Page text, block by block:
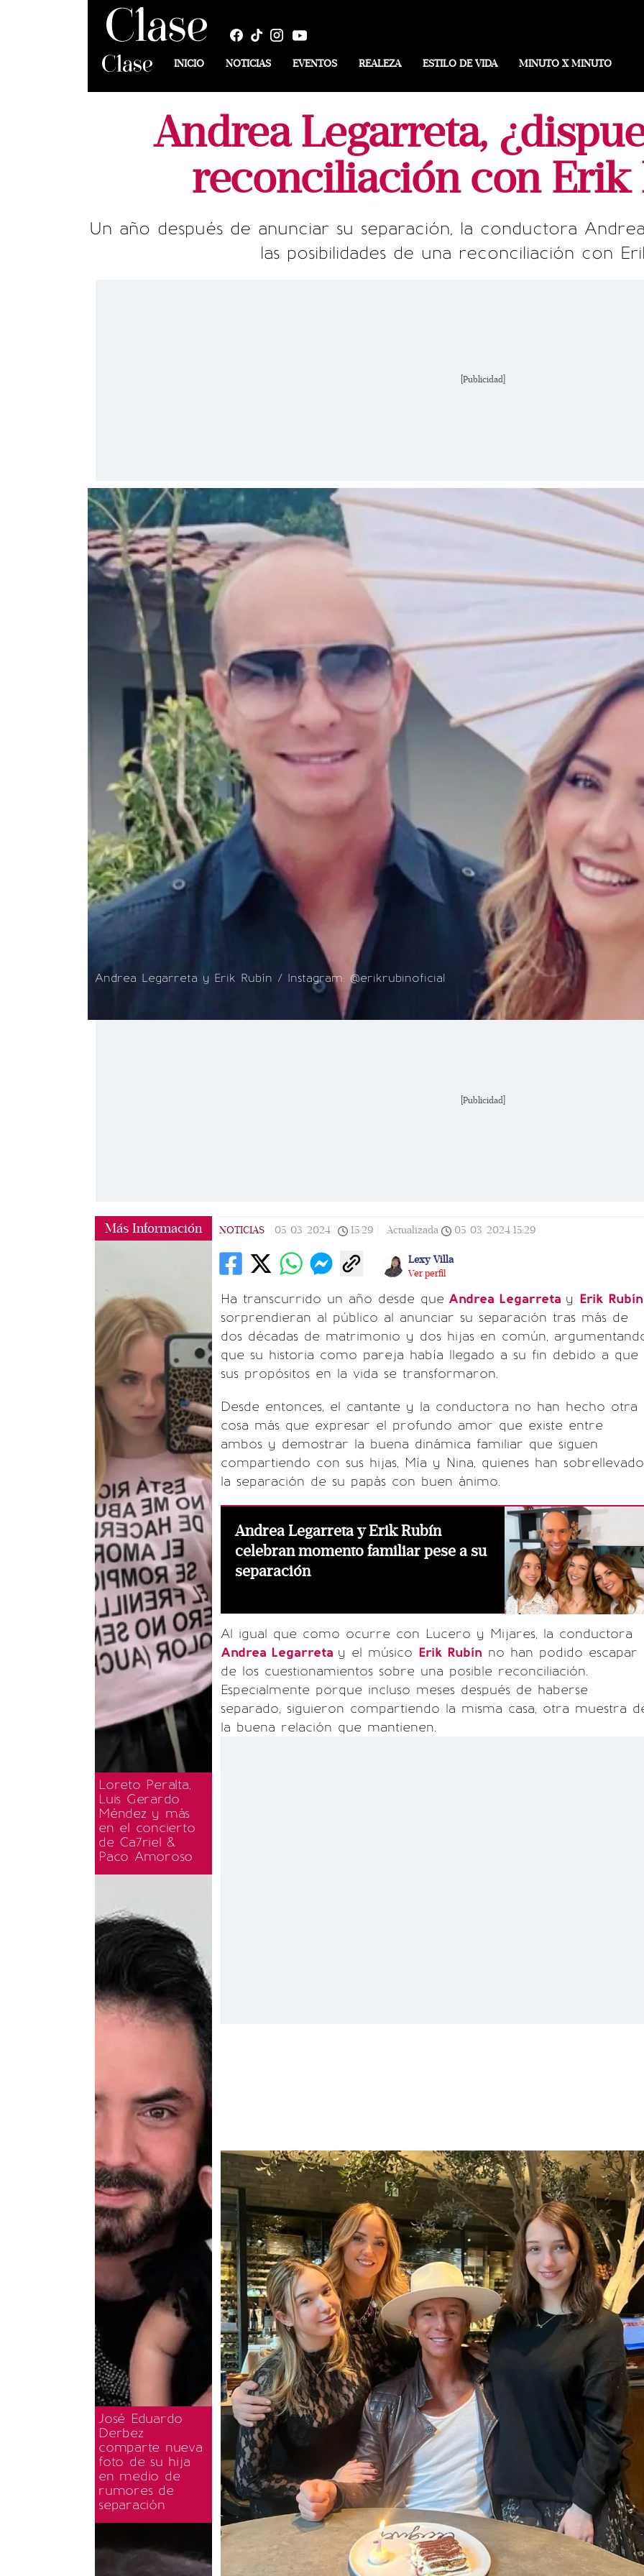
INICIO NOTICIAS EVENTOS REALEZA ESTILO DE VIDA MINUTO X MINUTO
Andrea Legarreta,
reconciliación con Erik
Un año después de anunciar su separación, la conductora
las posibilidades de una reconciliación con
[Publicidad]
Andrea Legarreta y Erik Rubín / Instagram: @erikrubinoficial
[Publicidad]
Más Información
Loreto Peralta,
Luis Gerardo
Méndez y más
en el concierto
de Ca7riel &
Paco Amoroso
José Eduardo
Derbez
comparte nueva
foto de su hija
en medio de
rumores de
separación
NOTICIAS 05/03/2024 15:29 Actualizada 05/03/2024 15:29
Lexy Villa
Ver perfil
Ha transcurrido un año desde que Andrea Legarreta y Erik Rubín
sorprendieran al público al anunciar su separación tras más de
dos décadas de matrimonio y dos hijas en común,
que su historia como pareja había llegado a su fin debido a que
sus propósitos en la vida se transformaron.
Desde entonces, el cantante y la conductora no han hecho otra
cosa más que expresar el profundo amor que existe entre
ambos y demostrar la buena dinámica familiar que siguen
compartiendo con sus hijas, Mía y Nina, quienes han sobrellevado
la separación de su papás con buen ánimo.
Andrea Legarreta y Erik Rubín
celebran momento familiar pese a su
separación
Al igual que como ocurre con Lucero y Mijares, la conductora
Andrea Legarreta y el músico Erik Rubín no han podido escapar
de los cuestionamientos sobre una posible reconciliación.
Especialmente porque incluso meses después de haberse
separado, siguieron compartiendo la misma casa, otra muestra
la buena relación que mantienen.